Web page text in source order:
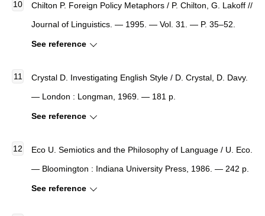
Chilton P. Foreign Policy Metaphors / P. Chilton, G. Lakoff //
Journal of Linguistics. — 1995. — Vol. 31. — P. 35–52.
See reference
Crystal D. Investigating English Style / D. Crystal, D. Davy.
— London : Longman, 1969. — 181 p.
See reference
Eco U. Semiotics and the Philosophy of Language / U. Eco.
— Bloomington : Indiana University Press, 1986. — 242 p.
See reference